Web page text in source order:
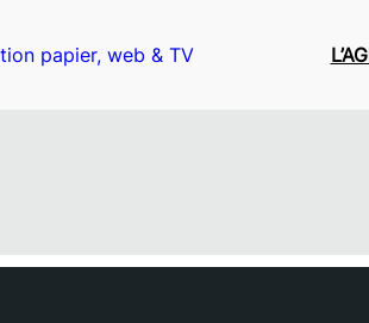
papier, web & TV